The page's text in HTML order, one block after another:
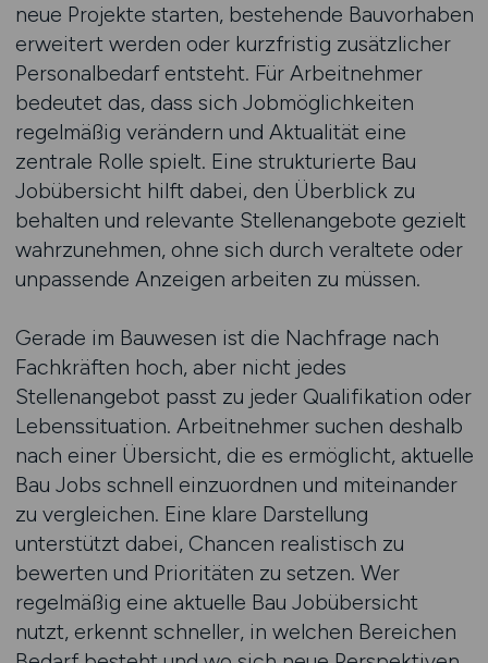
neue Projekte starten, bestehende Bauvorhaben
erweitert werden oder kurzfristig zusätzlicher
Personalbedarf entsteht. Für Arbeitnehmer
bedeutet das, dass sich Jobmöglichkeiten
regelmäßig verändern und Aktualität eine
zentrale Rolle spielt. Eine strukturierte Bau
Jobübersicht hilft dabei, den Überblick zu
behalten und relevante Stellenangebote gezielt
wahrzunehmen, ohne sich durch veraltete oder
unpassende Anzeigen arbeiten zu müssen.
Gerade im Bauwesen ist die Nachfrage nach
Fachkräften hoch, aber nicht jedes
Stellenangebot passt zu jeder Qualifikation oder
Lebenssituation. Arbeitnehmer suchen deshalb
nach einer Übersicht, die es ermöglicht, aktuelle
Bau Jobs schnell einzuordnen und miteinander
zu vergleichen. Eine klare Darstellung
unterstützt dabei, Chancen realistisch zu
bewerten und Prioritäten zu setzen. Wer
regelmäßig eine aktuelle Bau Jobübersicht
nutzt, erkennt schneller, in welchen Bereichen